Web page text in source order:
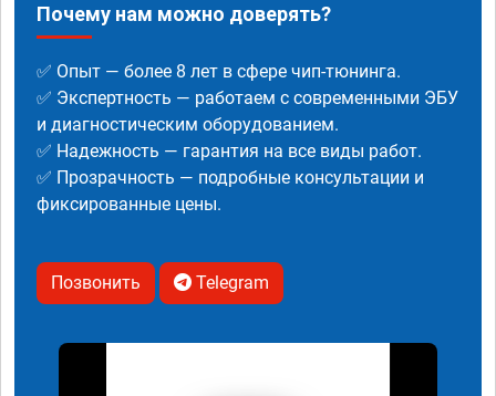
Почему нам можно доверять?
✅ Опыт — более 8 лет в сфере чип-тюнинга.
✅ Экспертность — работаем с современными ЭБУ
и диагностическим оборудованием.
✅ Надежность — гарантия на все виды работ.
✅ Прозрачность — подробные консультации и
фиксированные цены.
Позвонить Telegram